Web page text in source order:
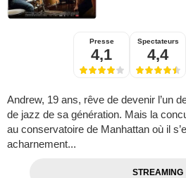
Presse
4,1
Spectateurs
4,4
Andrew, 19 ans, rêve de devenir l’un
de jazz de sa génération. Mais la
au conservatoire de Manhattan où il
acharnement...
STREAMING